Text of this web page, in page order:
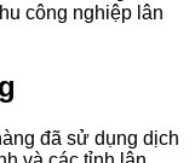
công nghiệp lân
đã sử dụng dịch